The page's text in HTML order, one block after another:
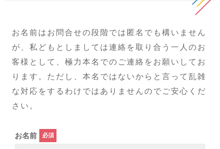
お名前はお問合せの段階では匿名でも構いません
が、私どもとしましては連絡を取り合う一人のお
客様として、極力本名でのご連絡をお願いしてお
ります。ただし、本名ではないからと言って乱雑
な対応をするわけではありませんのでご安心くだ
さい。
お名前